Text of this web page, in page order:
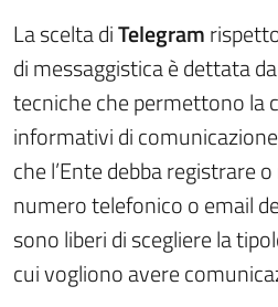
La scelta diTelegram
di messaggistica è dettata
tecniche che permettono la
informativi di
che l’Ente debba registrare
numero telefonico o email
sono liberi di scegliere la
cui vogliono avere